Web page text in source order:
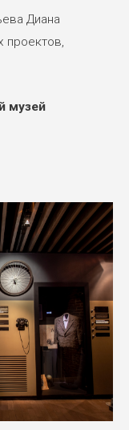
Диана
проектов,
музей